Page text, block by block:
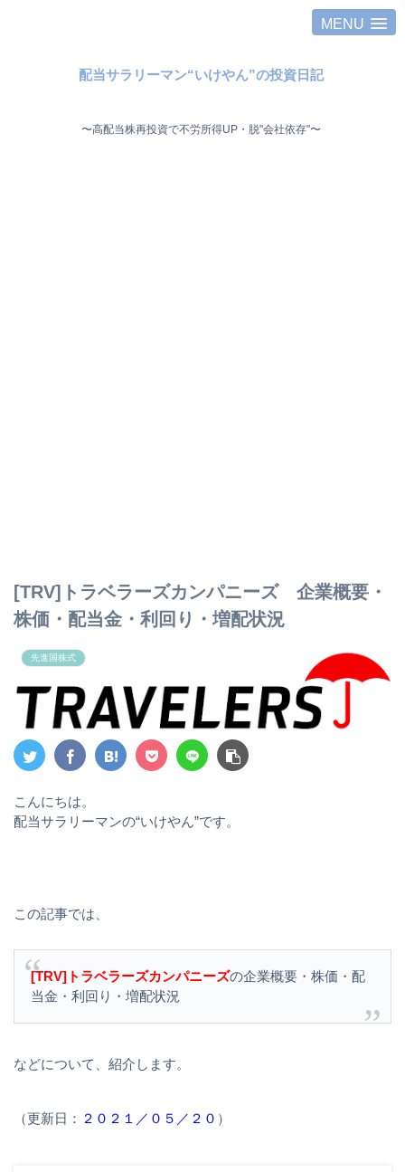
MENU
配当サラリーマン“いけやん”の投資日記 ​
〜高配当株再投資で不労所得UP・脱"会社依存"〜 ​
[TRV]トラベラーズカンパニーズ 企業概要・
株価・配当金・利回り・増配状況
先進国株式
こんにちは。
配当サラリーマンの“いけやん”です。
この記事では、
[TRV]トラベラーズカンパニーズの企業概要・株価・配
当金・利回り・増配状況
などについて、紹介します。
（更新日： ２０２１／０５／２０ ）